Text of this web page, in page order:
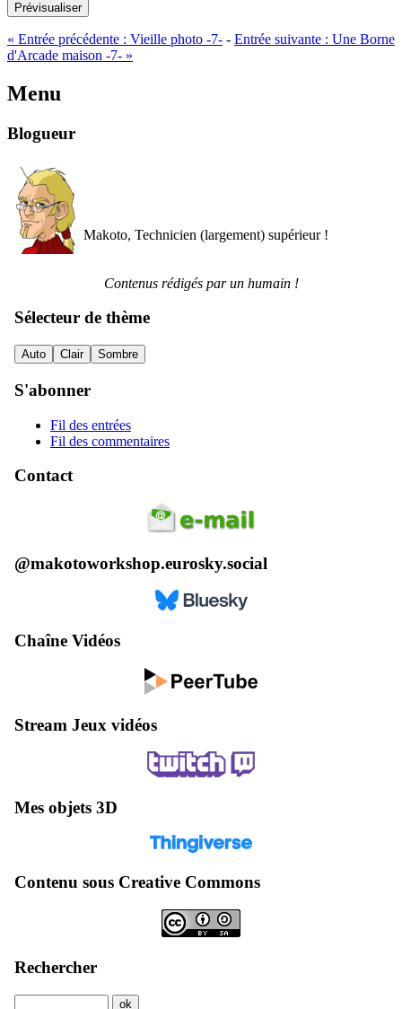
Prévisualiser
« Entrée précédente : Vieille photo -7- - Entrée suivante : Une Borne
d'Arcade maison -7- »
Menu
Blogueur
Makoto, Technicien (largement) supérieur !
Contenus rédigés par un humain !
Sélecteur de thème
Auto Clair Sombre
S'abonner
Fil des entrées
Fil des commentaires
Contact
@makotoworkshop.eurosky.social
Chaîne Vidéos
Stream Jeux vidéos
Mes objets 3D
Contenu sous Creative Commons
Rechercher